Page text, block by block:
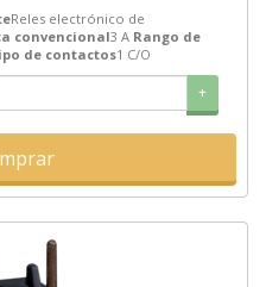
Reles electrónico de
convencional3 A Rango de
de contactos1 C/O
+